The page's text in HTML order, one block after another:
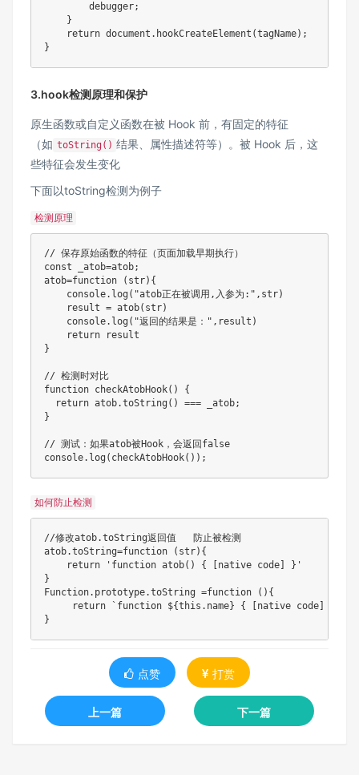
debugger;
}
return document . hookCreateElement (tagName) ;
}
3.hook检测原理和保护
原生函数或自定义函数在被 Hook 前，有固定的特征
（如 toString() 结果、属性描述符等）。被 Hook 后，这
些特征会发生变化
下面以toString检测为例子
检测原理
// 保存原始函数的特征（页面加载早期执行）
const _atob=atob;
atob=function ( str) {
    console
. log ( "atob正在被调用,入参为:" , str)
    result
= atob( str)
    console
. log ( "返回的结果是：" , result )
return
}
// 检测时对比
function checkAtobHook( )
{
return atob.toString ( ) === _atob;
}
// 测试：如果atob被Hook，会返回false
console. log ( checkAtobHook( ) ) ;
如何防止检测
//修改atob.toString返回值   防止被检测
atob.toString=function ( str) {
return
'function atob() { [native code] }'
}
Function. prototype.toString =function ( ) {
return
` function ${this . name} { [native code] }
}
点赞 打赏
上一篇 下一篇